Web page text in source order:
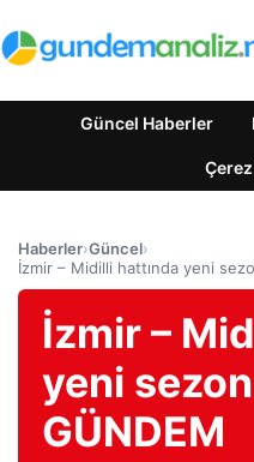
Güncel Haberler
Haberler›Güncel›
İzmir – Midilli hattında yeni
İzmir –
yeni
GÜNDEM